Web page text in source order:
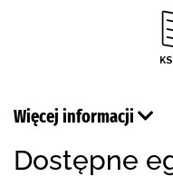
Więcej informacji
Dostępne